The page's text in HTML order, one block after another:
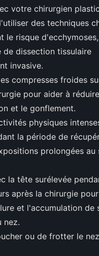
votre chirurgien
des techniques
le risque
de dissection tissulaire
invasive.
compresses froides
pour aider à réduire
et le gonflement.
physiques
la période de
prolongées au
la tête surélevée
après la chirurgie
et l'accumulation de
nez.
ou de frotter le